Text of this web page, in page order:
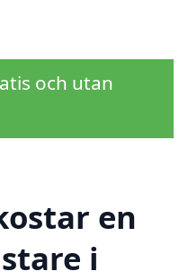
och utan
en
i